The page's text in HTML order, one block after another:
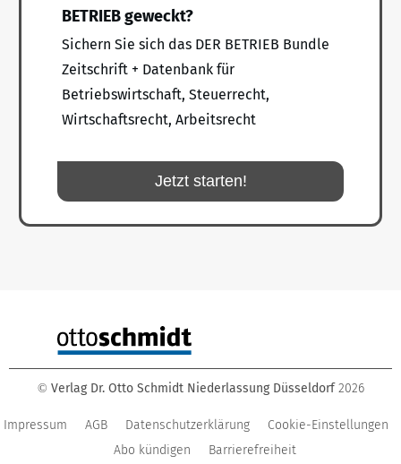
BETRIEB geweckt?
Sichern Sie sich das DER BETRIEB Bundle
Zeitschrift + Datenbank für
Betriebswirtschaft, Steuerrecht,
Wirtschaftsrecht, Arbeitsrecht
Jetzt starten!
© Verlag Dr. Otto Schmidt Niederlassung Düsseldorf 2026
Impressum AGB Datenschutzerklärung
Cookie-Einstellungen
Abo kündigen
Barrierefreiheit